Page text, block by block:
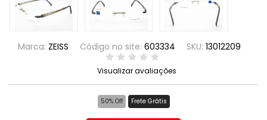
Marca: ZEISS Código no site: 603334 SKU: 13012209
Visualizar avaliações
50% Off Frete Grátis